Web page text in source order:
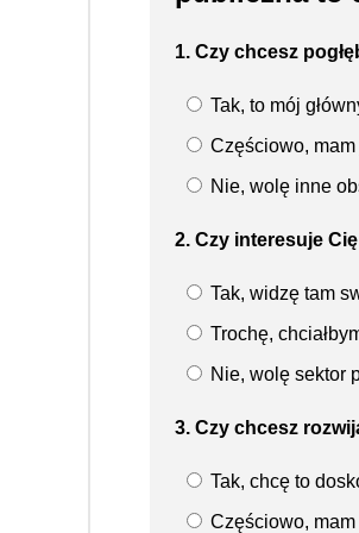
1. Czy chcesz
Tak, to mój
Częściowo,
Nie, wolę inne
2. Czy interesuje
Tak, widzę tam
Trochę,
Nie, wolę sektor
3. Czy chcesz
Tak, chcę to
Częściowo,